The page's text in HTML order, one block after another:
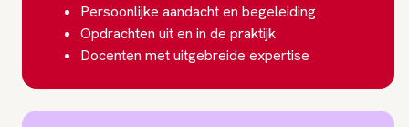
Persoonlijke aandacht en begeleiding
Opdrachten uit en in de praktijk
Docenten met uitgebreide expertise